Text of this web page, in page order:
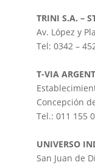
TRINI S.A. –
Av. López y
Tel: 0342 –
T-VIA
Concepción
Tel.: 011 155
UNIVERSO
San Juan de